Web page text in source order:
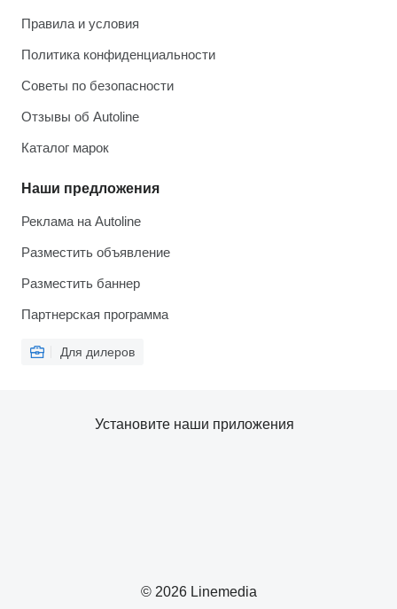
Правила и условия
Политика конфиденциальности
Советы по безопасности
Отзывы об Autoline
Каталог марок
Наши предложения
Реклама на Autoline
Разместить объявление
Разместить баннер
Партнерская программа
Для дилеров
© 2026 Linemedia
Установите наши приложения